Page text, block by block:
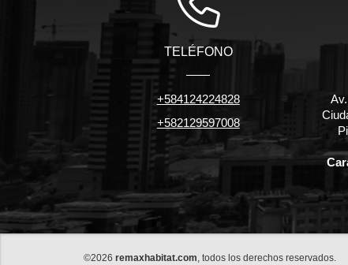
TELÉFONO
+584124224828
+582129597008
©2026 remaxhabitat.com , todos los derechos reservados.